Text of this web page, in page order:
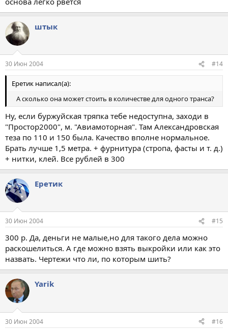
штык
30 Июн 2004 #14
Еретик написал(а):
А сколько она может стоить в количестве для одного транса?
Ну, если буржуйская тряпка тебе недоступна, заходи в
"Простор2000", м. "Авиамоторная". Там Александровская
теза по 110 и 150 была. Качество вполне нормальное.
Брать лучше 1,5 метра. + фурнитура (стропа, фасты и т. д.)
+ нитки, клей. Все рублей в 300
Еретик
30 Июн 2004 #15
300 р. Да, деньги не малые,но для такого дела можно
раскошелиться. А где можно взять выкройки или как это
назвать. Чертежи что ли, по которым шить?
Yarik
30 Июн 2004 #16